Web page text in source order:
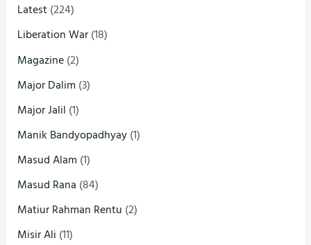
Latest(224)
Liberation War(18)
Magazine(2)
Major Dalim (3)
Major Jalil (1)
Manik Bandyopadhyay(1)
Masud Alam (1)
Masud Rana (84)
Matiur Rahman Rentu (2)
Misir Ali (11)